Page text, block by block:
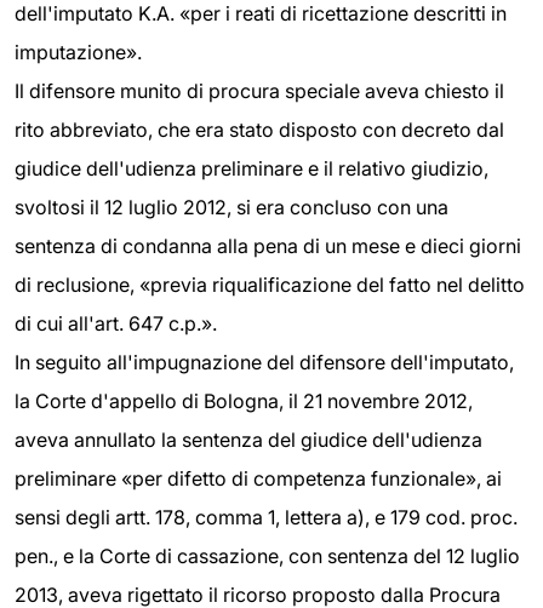
dell'imputato K.A. «per i reati di ricettazione descritti in
imputazione».
Il difensore munito di procura speciale aveva chiesto il
rito abbreviato, che era stato disposto con decreto dal
giudice dell'udienza preliminare e il relativo giudizio,
svoltosi il 12 luglio 2012, si era concluso con una
sentenza di condanna alla pena di un mese e dieci giorni
di reclusione, «previa riqualificazione del fatto nel delitto
di cui all'art. 647 c.p.».
In seguito all'impugnazione del difensore dell'imputato,
la Corte d'appello di Bologna, il 21 novembre 2012,
aveva annullato la sentenza del giudice dell'udienza
preliminare «per difetto di competenza funzionale», ai
sensi degli artt. 178, comma 1, lettera a), e 179 cod. proc.
pen., e la Corte di cassazione, con sentenza del 12 luglio
2013, aveva rigettato il ricorso proposto dalla Procura